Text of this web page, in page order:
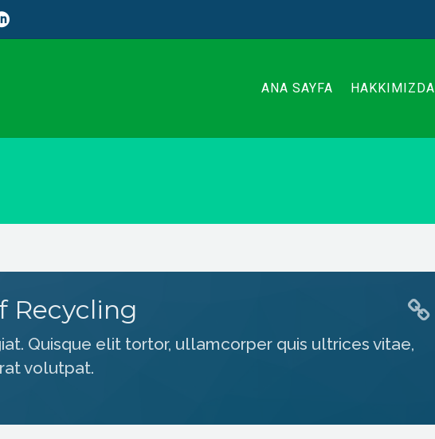
ANA SAYFA HAKKIMIZDA
Recycling
Quisque elit tortor, ullamcorper quis ultrices vitae,
volutpat.